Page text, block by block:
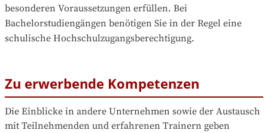
besonderen Voraussetzungen erfüllen. Bei
Bachelorstudiengängen benötigen Sie in der Regel eine
schulische Hochschulzugangsberechtigung.
Zu erwerbende Kompetenzen
Die Einblicke in andere Unternehmen sowie der Austausch
mit Teilnehmenden und erfahrenen Trainern geben